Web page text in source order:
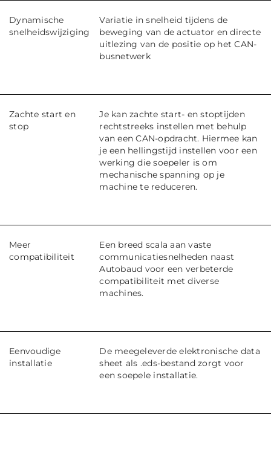
Dynamische
snelheidswijziging
Variatie in snelheid tijdens de
beweging van de actuator en directe
uitlezing van de positie op het CAN-
busnetwerk
Zachte start en
stop
Je kan zachte start- en stoptijden
rechtstreeks instellen met behulp
van een CAN-opdracht. Hiermee kan
je een hellingstijd instellen voor een
werking die soepeler is om
mechanische spanning op je
machine te reduceren.
Meer
compatibiliteit
Een breed scala aan vaste
communicatiesnelheden naast
Autobaud voor een verbeterde
compatibiliteit met diverse
machines.
Eenvoudige
installatie
De meegeleverde elektronische data
sheet als .eds-bestand zorgt voor
een soepele installatie.